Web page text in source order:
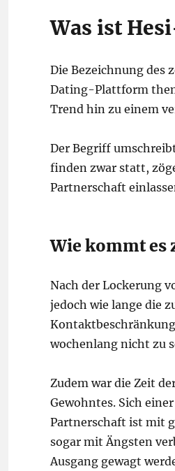
Was ist
Die Bezeichnung des
Dating-Plattform
Trend hin zu einem
Der Begriff
finden zwar statt,
Partnerschaft
Wie kommt es
Nach der Lockerung
jedoch wie lange die
wochenlang nicht zu
Zudem war die Zeit
Gewohntes. Sich
Partnerschaft ist mit
sogar mit Ängsten
Ausgang gewagt